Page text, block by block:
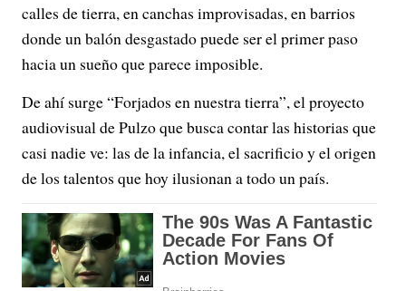
calles de tierra, en canchas improvisadas, en barrios
donde un balón desgastado puede ser el primer paso
hacia un sueño que parece imposible.
De ahí surge “Forjados en nuestra tierra”, el proyecto
audiovisual de Pulzo que busca contar las historias que
casi nadie ve: las de la infancia, el sacrificio y el origen
de los talentos que hoy ilusionan a todo un país.